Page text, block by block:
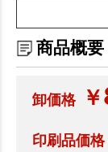
商品概要
卸価格 ￥
印刷品価格